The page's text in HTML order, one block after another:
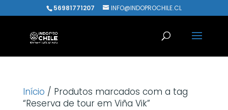
56981771207 INFO@INDOPROCHILE.CL
Início / Produtos marcados com a tag
“Reserva de tour em Viña Vik”